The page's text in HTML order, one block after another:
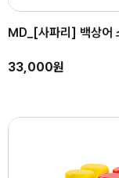
MD_[사파리] 백상어
33,000원